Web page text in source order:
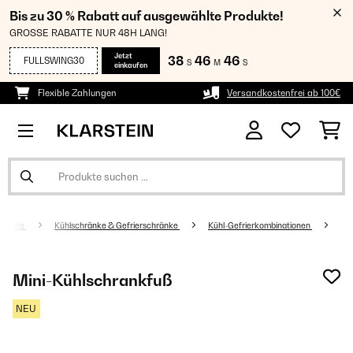
Bis zu 30 % Rabatt auf ausgewählte Produkte!
GROSSE RABATTE NUR 48H LANG!
FULLSWING30
Jetzt
einkaufen
38 S 46 M 46 S
Flexible Zahlungen Versandkostenfrei ab 100€
Kühlschränke & Gefrierschränke Kühl-Gefrierkombinationen
Mini-Kühlschrankfuß
NEU